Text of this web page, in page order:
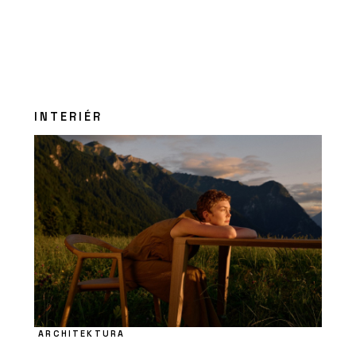
INTERIÉR
ARCHITEKTURA